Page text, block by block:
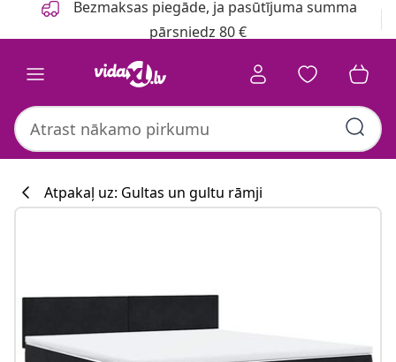
Bezmaksas piegāde, ja pasūtījuma summa
pārsniedz 80 €
Atpakaļ uz: Gultas un gultu rāmji